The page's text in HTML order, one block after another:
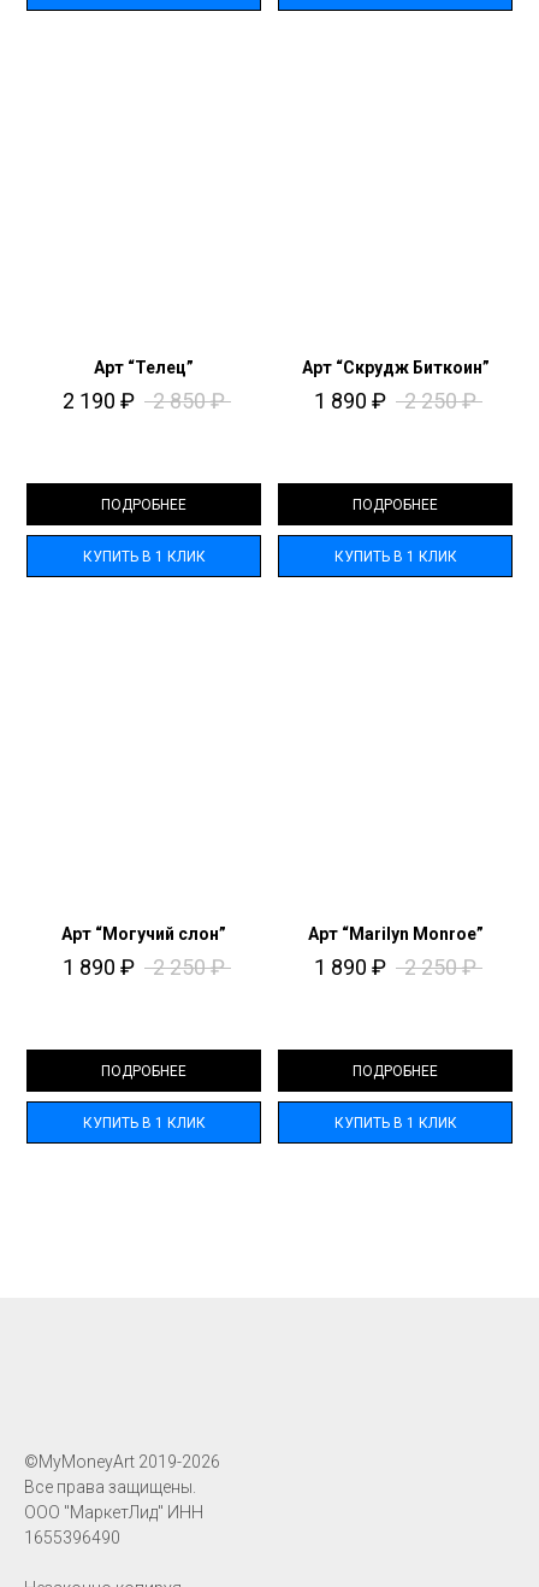
Арт “Телец”
2 190 ₽ 2 850₽
ПОДРОБНЕЕ
КУПИТЬ В 1 КЛИК
Арт “Скрудж Биткоин”
1 890 ₽ 2 250₽
ПОДРОБНЕЕ
КУПИТЬ В 1 КЛИК
Арт “Могучий слон”
1 890 ₽ 2 250₽
ПОДРОБНЕЕ
КУПИТЬ В 1 КЛИК
Арт “Marilyn Monroe”
1 890 ₽ 2 250₽
ПОДРОБНЕЕ
КУПИТЬ В 1 КЛИК
©MyMoneyArt 2019-2026
Все права защищены.
ООО "МаркетЛид" ИНН
1655396490